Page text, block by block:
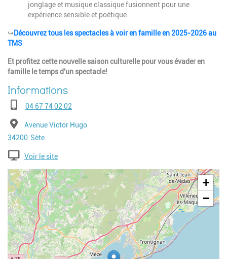
jonglage et musique classique fusionnent pour une
expérience sensible et poétique.
↪️ Découvrez tous les spectacles à voir en famille en 2025-2026 au
TMS
Et profitez cette nouvelle saison culturelle pour vous évader en
famille le temps d'un spectacle!
Téléphone04 67 74 02 02
AdresseAvenue Victor Hugo
Code postal
34200 Ville
Sète
Voir le site
Geolocalisation
+
−